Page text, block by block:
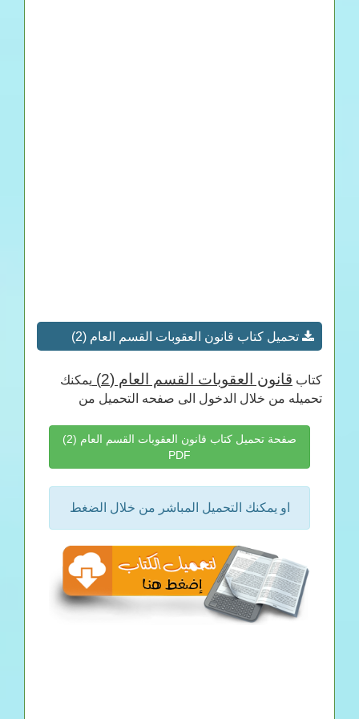
تحميل كتاب قانون العقوبات القسم العام (2)
كتاب قانون العقوبات القسم العام (2)
يمكنك
تحميله من خلال الدخول الى صفحه التحميل من
صفحة تحميل كتاب قانون العقوبات القسم العام (2)
PDF
او يمكنك التحميل المباشر من خلال الضغط